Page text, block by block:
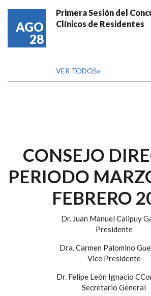
AGO
28
Primera Sesión del
Clínicos de Residentes
VER TODOS
CONSEJO
PERIODO
FEBRERO
Dr. Juan Manuel Calipuy
Presidente
Dra. Carmen Palomino
Vice Presidente
Dr. Felipe León Ignacio
Secretario General